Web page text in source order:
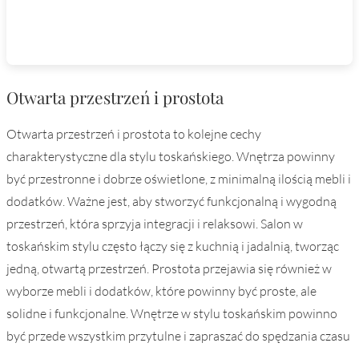
Otwarta przestrzeń i prostota
Otwarta przestrzeń i prostota to kolejne cechy
charakterystyczne dla stylu toskańskiego. Wnętrza powinny
być przestronne i dobrze oświetlone, z minimalną ilością mebli i
dodatków. Ważne jest, aby stworzyć funkcjonalną i wygodną
przestrzeń, która sprzyja integracji i relaksowi. Salon w
toskańskim stylu często łączy się z kuchnią i jadalnią, tworząc
jedną, otwartą przestrzeń. Prostota przejawia się również w
wyborze mebli i dodatków, które powinny być proste, ale
solidne i funkcjonalne. Wnętrze w stylu toskańskim powinno
być przede wszystkim przytulne i zapraszać do spędzania czasu